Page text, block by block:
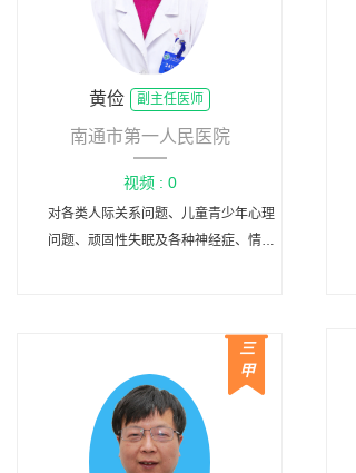
黄俭 副主任医师
南通市第一人民医院
视频 : 0
对各类人际关系问题、儿童青少年心理
问题、顽固性失眠及各种神经症、情感
三
甲